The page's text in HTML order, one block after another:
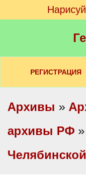
РЕГИСТРАЦИЯ
Архивы »
архивы РФ »